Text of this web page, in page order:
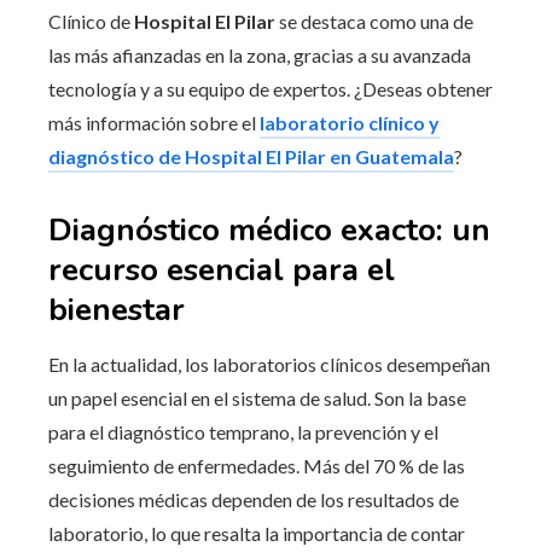
Clínico de Hospital El Pilarse destaca como una de
las más afianzadas en la zona, gracias a su avanzada
tecnología y a su equipo de expertos. ¿Deseas obtener
más información sobre el laboratorio clínico y
diagnóstico de Hospital El Pilar en Guatemala?
Diagnóstico médico exacto: un
recurso esencial para el
bienestar
En la actualidad, los laboratorios clínicos desempeñan
un papel esencial en el sistema de salud. Son la base
para el diagnóstico temprano, la prevención y el
seguimiento de enfermedades. Más del 70 % de las
decisiones médicas dependen de los resultados de
laboratorio, lo que resalta la importancia de contar